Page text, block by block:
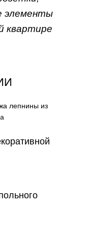
элементы
квартире
лепнины из